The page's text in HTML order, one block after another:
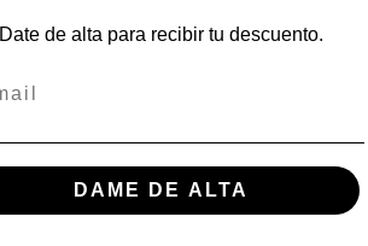
Date de alta para recibir tu descuento.
DAME DE ALTA